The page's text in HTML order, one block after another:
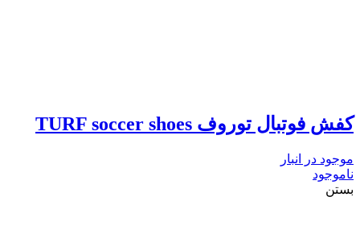
کفش فوتبال توروف TURF soccer shoes
موجود در انبار
ناموجود
بستن